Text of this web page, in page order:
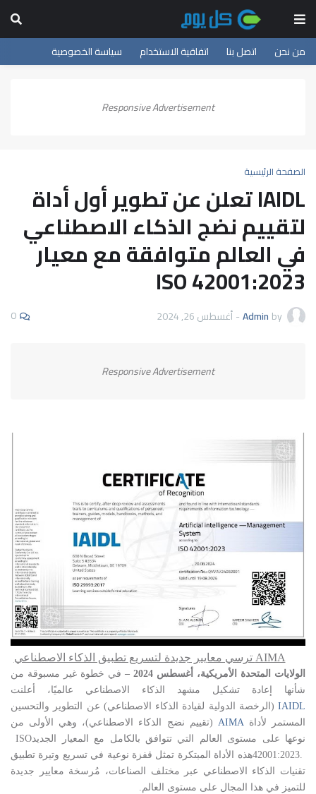
من نحن اتصل بنا اتفاقية الاستخدام سياسة الخصوصية
Responsive Advertisement
الصفحة الرئيسية
IAIDL تعلن عن تطوير أول أداة
لتقييم نضج الذكاء الاصطناعي
في العالم متوافقة مع معيار
ISO 42001:2023
by
Admin
-أغسطس 26, 2024 0
Responsive Advertisement
AIMA ترسي معايير جديدة لتسريع تطبيق الذكاء الاصطناعي
الولايات المتحدة الأمريكية، أغسطس 2024 –
في خطوة غير مسبوقة من
شأنها إعادة تشكيل مشهد الذكاء الاصطناعي عالميًا، أعلنت
IAIDL (الرخصة الدولية لقيادة الذكاء الاصطناعي) عن التطوير والتحسين
المستمر لأداة AIMA (تقييم نضج الذكاء الاصطناعي)، وهي الأولى من
نوعها على مستوى العالم التي تتوافق بالكامل مع المعيار الجديدISO
42001:2023.هذه الأداة المبتكرة تمثل قفزة نوعية في تسريع وتيرة تطبيق
تقنيات الذكاء الاصطناعي عبر مختلف الصناعات، مُرسخة معايير جديدة
للتميز في هذا المجال على مستوى العالم.